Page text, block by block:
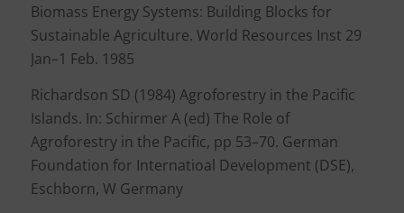
Biomass Energy Systems: Building Blocks for
Sustainable Agriculture. World Resources Inst 29
Jan–1 Feb. 1985
Richardson SD (1984) Agroforestry in the Pacific
Islands. In: Schirmer A (ed) The Role of
Agroforestry in the Pacific, pp 53–70. German
Foundation for Internatioal Development (DSE),
Eschborn, W Germany